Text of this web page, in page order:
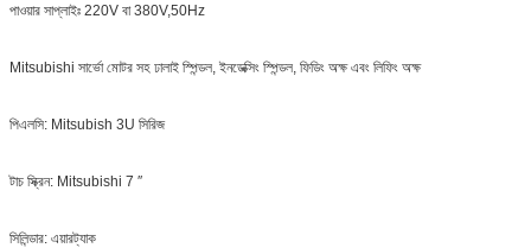
পাওয়ার সাপ্লাইঃ 220V বা 380V,50Hz
Mitsubishi সার্ভো মোটর সহ ঢালাই স্পিন্ডল, ইনডেক্সিং স্পিন্ডল, ফিডিং অক্ষ এবং লিফিং অক্ষ
পিএলসি: Mitsubish 3U সিরিজ
টাচ স্ক্রিন: Mitsubishi 7 ′′
সিলিন্ডার: এয়ারট্যাক